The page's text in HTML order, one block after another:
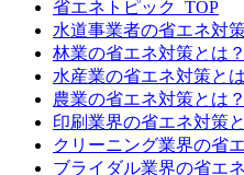
省エネトピック_TOP
水道事業者の省エネ対
林業の省エネ対策とは？
水産業の省エネ対策と
農業の省エネ対策とは？
印刷業界の省エネ対策
クリーニング業界の省
ブライダル業界の省エ